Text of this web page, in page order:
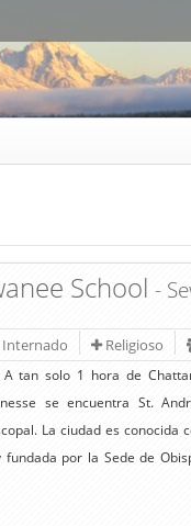
School -
Religioso
A tan solo 1 hora de
se encuentra St.
La ciudad es conocida
por la Sede de